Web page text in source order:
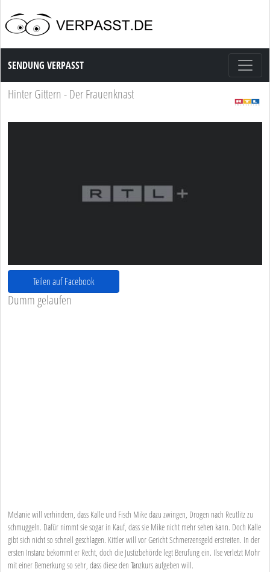
Sendung Verpasst
SENDUNG VERPASST
Hinter Gittern - Der Frauenknast
Teilen auf Facebook
Dumm gelaufen
Melanie will verhindern, dass Kalle und Fisch Mike dazu zwingen, Drogen nach Reutlitz zu
schmuggeln. Dafür nimmt sie sogar in Kauf, dass sie Mike nicht mehr sehen kann. Doch Kalle
gibt sich nicht so schnell geschlagen. Kittler will vor Gericht Schmerzensgeld erstreiten. In der
ersten Instanz bekommt er Recht, doch die Justizbehörde legt Berufung ein. Ilse verletzt Mohr
mit einer Bemerkung so sehr, dass diese den Tanzkurs aufgeben will.